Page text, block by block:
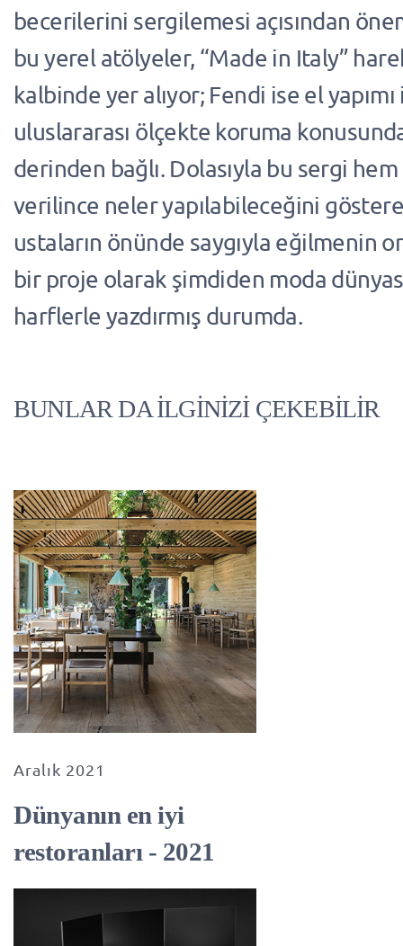
becerilerini sergilemesi açısından
bu yerel atölyeler, “Made in Italy”
kalbinde yer alıyor; Fendi ise el
uluslararası ölçekte koruma
derinden bağlı. Dolasıyla bu sergi hem
verilince neler yapılabileceğini
ustaların önünde saygıyla eğilmenin
bir proje olarak şimdiden moda
harflerle yazdırmış durumda.
BUNLAR DA İLGİNİZİ ÇEKEBİLİR
Aralık 2021
Dünyanın en iyi
restoranları - 2021